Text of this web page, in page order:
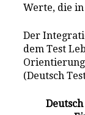
Werte, die
Der
dem Test
(Deutsch